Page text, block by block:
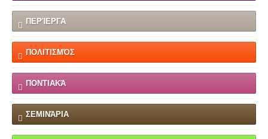
ΠΕΡΊΕΡΓΑ
ΠΟΛΙΤΙΣΜΌΣ
ΠΟΝΤΙΑΚΆ
ΣΕΜΙΝΆΡΙΑ